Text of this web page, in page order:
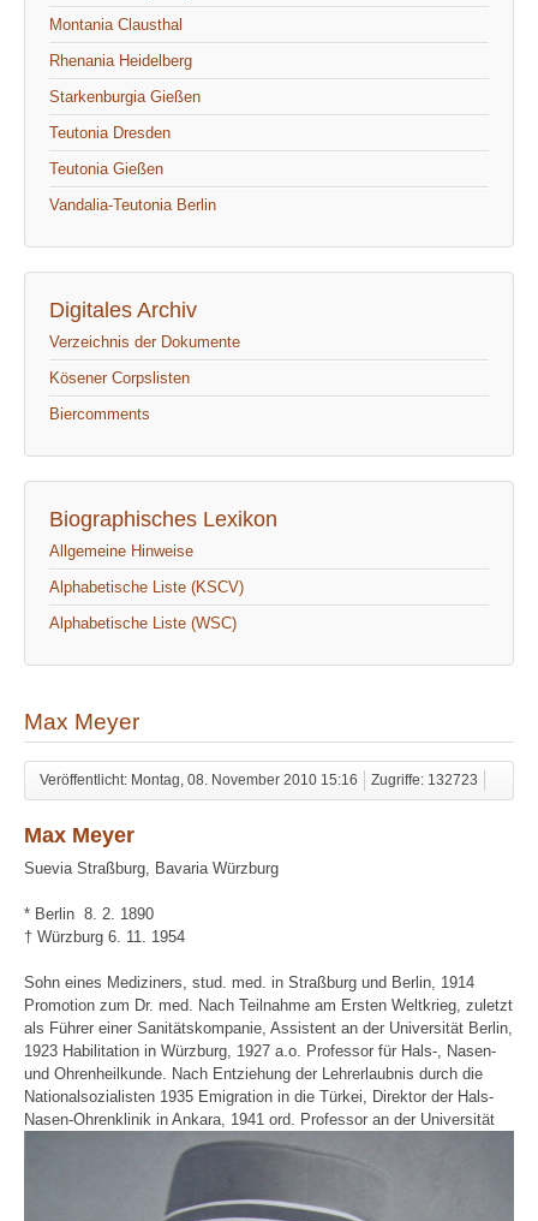
Montania Clausthal
Rhenania Heidelberg
Starkenburgia Gießen
Teutonia Dresden
Teutonia Gießen
Vandalia-Teutonia Berlin
Digitales Archiv
Verzeichnis der Dokumente
Kösener Corpslisten
Biercomments
Biographisches Lexikon
Allgemeine Hinweise
Alphabetische Liste (KSCV)
Alphabetische Liste (WSC)
Max Meyer
Veröffentlicht: Montag, 08. November 2010 15:16 Zugriffe: 132723
Max Meyer
Suevia Straßburg, Bavaria Würzburg
* Berlin 8. 2. 1890
† Würzburg 6. 11. 1954
Sohn eines Mediziners, stud. med. in Straßburg und Berlin, 1914
Promotion zum Dr. med. Nach Teilnahme am Ersten Weltkrieg, zuletzt
als Führer einer Sanitätskompanie, Assistent an der Universität Berlin,
1923 Habilitation in Würzburg, 1927 a.o. Professor für Hals-, Nasen-
und Ohrenheilkunde. Nach Entziehung der Lehrerlaubnis durch die
Nationalsozialisten 1935 Emigration in die Türkei, Direktor der Hals-
Nasen-Ohrenklinik in Ankara, 1941 ord. Professor an der Universität